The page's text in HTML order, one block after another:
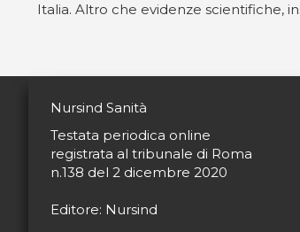
Italia. Altro che evidenze scientifiche,
Nursind Sanità
Testata periodica online
registrata al tribunale di Roma
n.138 del 2 dicembre 2020
Editore: Nursind